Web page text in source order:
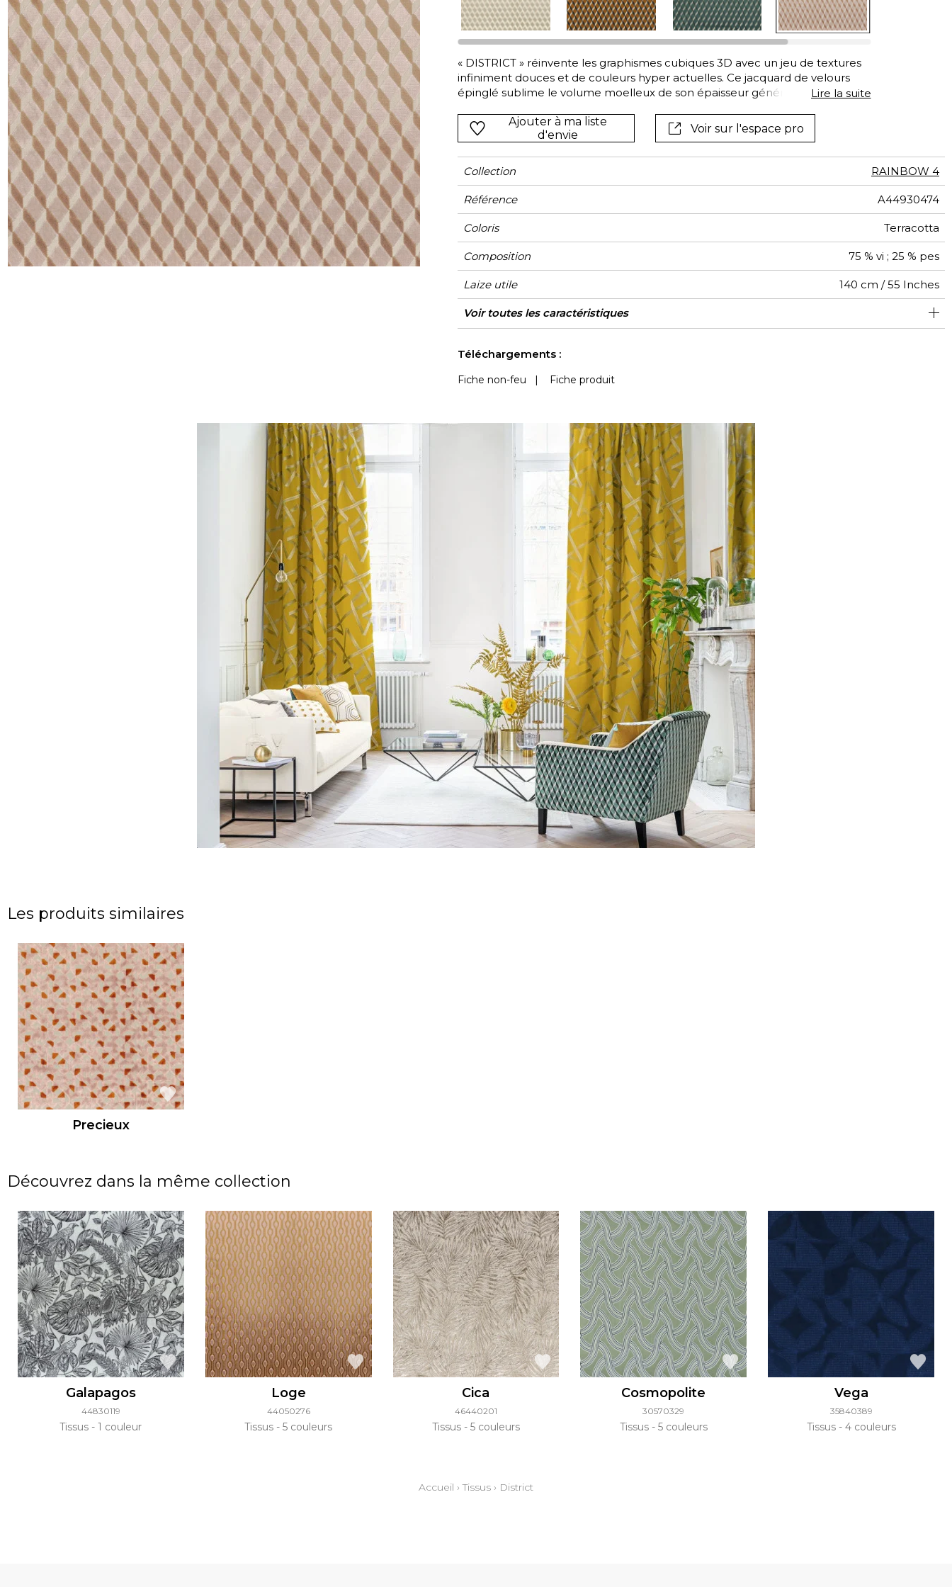
Satin
Soie
Velours
Rose
Rouge
Vert
Violet
« DISTRICT » réinvente les graphismes cubiques 3D avec un jeu de textures
infiniment douces et de couleurs hyper actuelles. Ce jacquard de velours
épinglé sublime le volume moelleux de son épaisseur généreuse, afin
plus confortables, plus subtils, ils affichent une personnalité esthétique
remarquable.
Lire la suite
Ajouter à ma liste
d'envie
Voir sur l'espace pro
Collection RAINBOW 4
Référence A44930474
Coloris Terracotta
Composition 75 % vi ; 25 % pes
Laize utile 140 cm / 55 Inches
Raccord Raccord droit
Test Martindale 30000
Usage
martindale
Siège à usage classique : 20.000 à 40.000 cycles (Martindale) et/ou
15,000 à 30,000 doubles rubs (Wyzenbeek)
Sens De large
Poids g/m² 586
Performance
Accoustique
aw - 0.15
Usage
Entretien
Pays d'origine Belgique
Rapport Horizontal 7 cm / 3 Inches
Rapport Vertical 3 cm / 1 Inches
Caractéristiques
Outdoor
Voir toutes les caractéristiques
Téléchargements :
Fiche non-feu Fiche produit
Les produits similaires
Precieux
Découvrez dans la même collection
Galapagos
44830119
Tissus 1 couleur
Loge
44050276
Tissus 5 couleurs
Cica
46440201
Tissus 5 couleurs
Cosmopolite
30570329
Tissus 5 couleurs
Vega
35840389
Tissus 4 couleurs
Accueil ›Tissus › District